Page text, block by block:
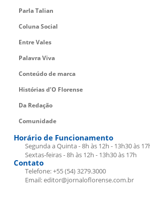
Parla Talian
Coluna Social
Entre Vales
Palavra Viva
Conteúdo de marca
Histórias d’O Florense
Da Redação
Comunidade
Horário de Funcionamento
Segunda a Quinta - 8h às 12h - 13h30 às
Sextas-feiras - 8h às 12h - 13h30 às 17h
Contato
Telefone: +55 (54) 3279.3000
Email: editor@jornaloflorense.com.br